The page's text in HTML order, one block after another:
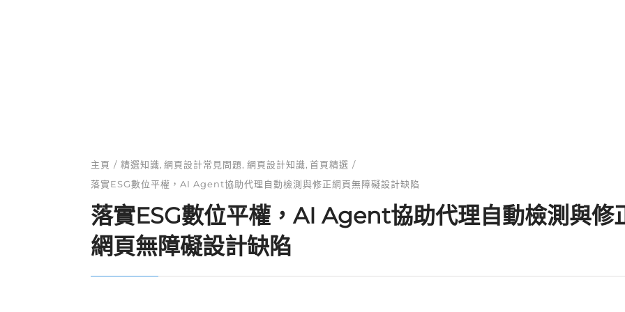
主頁 精選知識 網頁設計常見問題 網頁設計知識 首頁精選
落實ESG數位平權，AI Agent協助代理自動檢測與修正網頁無障礙設計缺陷
落實ESG數位平權，AI Agent協助代理自動檢測與修
網頁無障礙設計缺陷